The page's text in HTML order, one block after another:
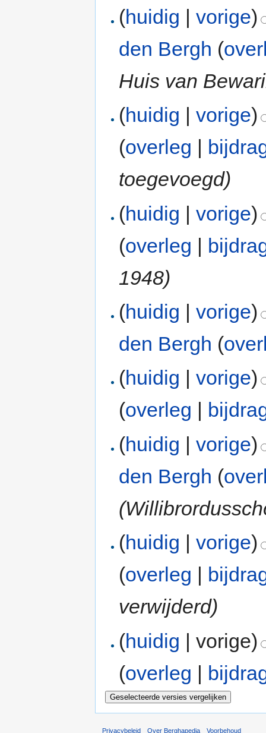
(huidig |vorige)
den Bergh (
Huis van
(huidig |vorige)
(overleg |
toegevoegd)
(huidig |vorige)
(overleg |
1948)
(huidig |vorige)
den Bergh (
(huidig |vorige)
(overleg
(huidig |vorige)
den Bergh (
(huidig |vorige)
(overleg |
verwijderd)
(huidig | vorige)
(overleg |
Privacybeleid Over Berghapedia Voorbehoud